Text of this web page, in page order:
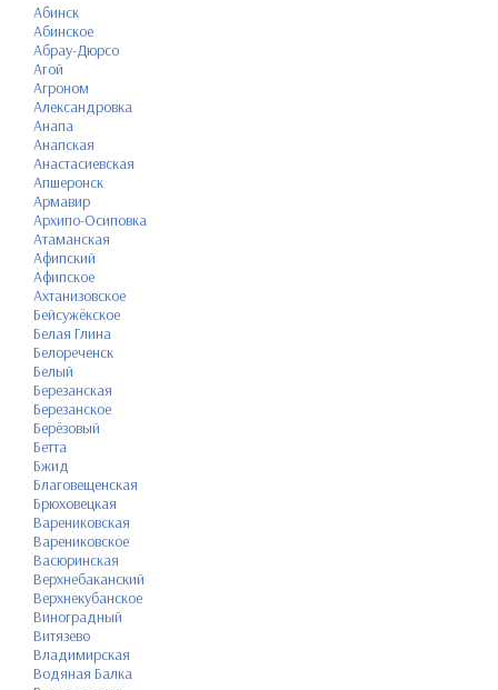
Абинск
Абинское
Абрау-Дюрсо
Агой
Агроном
Александровка
Анапа
Анапская
Анастасиевская
Апшеронск
Армавир
Архипо-Осиповка
Атаманская
Афипский
Афипское
Ахтанизовское
Бейсужёкское
Белая Глина
Белореченск
Белый
Березанская
Березанское
Берёзовый
Бетта
Бжид
Благовещенская
Брюховецкая
Варениковская
Варениковское
Васюринская
Верхнебаканский
Верхнекубанское
Виноградный
Витязево
Владимирская
Водяная Балка